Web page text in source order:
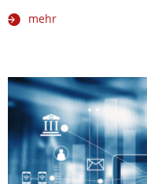
mehr